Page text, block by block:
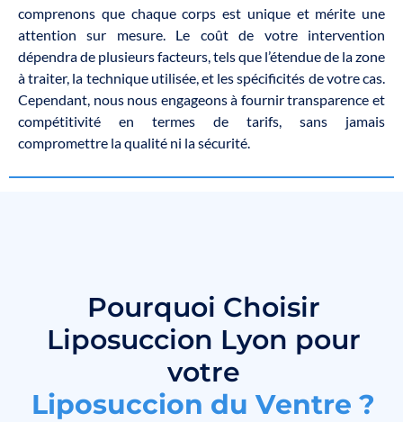
comprenons que chaque corps est unique et mérite une
attention sur mesure. Le coût de votre intervention
dépendra de plusieurs facteurs, tels que l’étendue de la zone
à traiter, la technique utilisée, et les spécificités de votre cas.
Cependant, nous nous engageons à fournir transparence et
compétitivité en termes de tarifs, sans jamais
compromettre la qualité ni la sécurité.
Pourquoi Choisir
Liposuccion Lyon pour
votre
Liposuccion du Ventre ?